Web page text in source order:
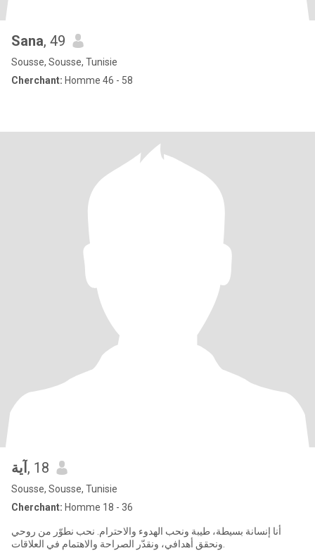
Sana, 49
Sousse, Sousse, Tunisie
Cherchant: Homme 46 - 58
آية , 18
Sousse, Sousse, Tunisie
Cherchant: Homme 18 - 36
أنا إنسانة بسيطة، طيبة ونحب الهدوء والاحترام. نحب نطوّر من روحي